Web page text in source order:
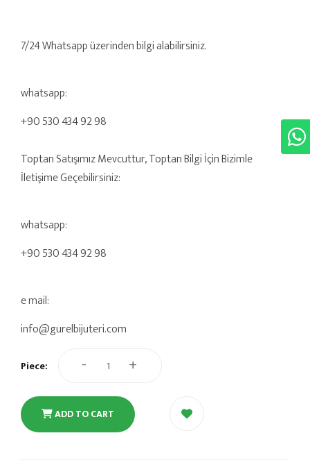
7/24 Whatsapp üzerinden bilgi alabilirsiniz.
whatsapp:
+90 530 434 92 98
Toptan Satışımız Mevcuttur, Toptan Bilgi İçin Bizimle
İletişime Geçebilirsiniz:
whatsapp:
+90 530 434 92 98
e mail:
info@gurelbijuteri.com
Piece: - +
ADD TO CART